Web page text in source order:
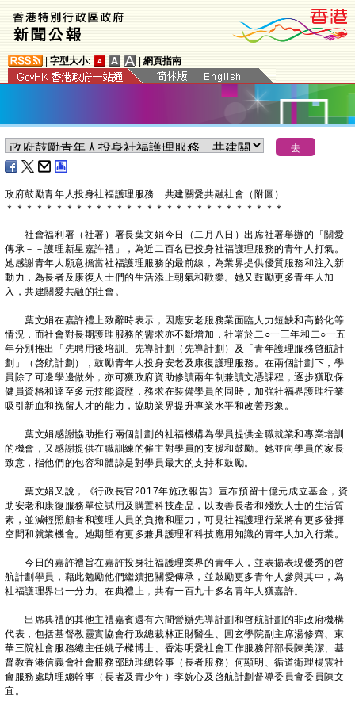
字型大小: 網頁指南
政府鼓勵青年人投身社福護理服務 共建關愛共融社會（附圖）
＊ ＊ ＊ ＊ ＊ ＊ ＊ ＊ ＊ ＊ ＊ ＊ ＊ ＊ ＊ ＊ ＊ ＊ ＊ ＊ ＊ ＊ ＊ ＊ ＊ ＊ ＊ ＊
社會福利署（社署）署長葉文娟今日（二月八日）出席社署舉辦的「關愛
傳承－－護理新星嘉許禮」，為近二百名已投身社福護理服務的青年人打氣。
她感謝青年人願意擔當社福護理服務的最前線，為業界提供優質服務和注入新
動力，為長者及康復人士們的生活添上朝氣和歡樂。她又鼓勵更多青年人加
入，共建關愛共融的社會。
葉文娟在嘉許禮上致辭時表示，因應安老服務業面臨人力短缺和高齡化等
情況，而社會對長期護理服務的需求亦不斷增加，社署於二○一三年和二○一五
年分別推出「先聘用後培訓」先導計劃（先導計劃）及「青年護理服務啓航計
劃」（啓航計劃），鼓勵青年人投身安老及康復護理服務。在兩個計劃下，學
員除了可邊學邊做外，亦可獲政府資助修讀兩年制兼讀文憑課程，逐步獲取保
健員資格和達至多元技能資歷，務求在裝備學員的同時，加強社福界護理行業
吸引新血和挽留人才的能力，協助業界提升專業水平和改善形象。
葉文娟感謝協助推行兩個計劃的社福機構為學員提供全職就業和專業培訓
的機會，又感謝提供在職訓練的僱主對學員的支援和鼓勵。她並向學員的家長
致意，指他們的包容和體諒是對學員最大的支持和鼓勵。
葉文娟又說，《行政長官2017年施政報告》宣布預留十億元成立基金，資
助安老和康復服務單位試用及購置科技產品，以改善長者和殘疾人士的生活質
素，並減輕照顧者和護理人員的負擔和壓力，可見社福護理行業將有更多發揮
空間和就業機會。她期望有更多兼具護理和科技應用知識的青年人加入行業。
今日的嘉許禮旨在嘉許投身社福護理業界的青年人，並表揚表現優秀的啓
航計劃學員，藉此勉勵他們繼續把關愛傳承，並鼓勵更多青年人參與其中，為
社福護理界出一分力。在典禮上，共有一百九十多名青年人獲嘉許。
出席典禮的其他主禮嘉賓還有六間營辦先導計劃和啓航計劃的非政府機構
代表，包括基督教靈實協會行政總裁林正財醫生、圓玄學院副主席湯修齊、東
華三院社會服務總主任姚子樑博士、香港明愛社會工作服務部部長陳美潔、基
督教香港信義會社會服務部助理總幹事（長者服務）何顯明、循道衛理楊震社
會服務處助理總幹事（長者及青少年）李婉心及啓航計劃督導委員會委員陳文
宜。